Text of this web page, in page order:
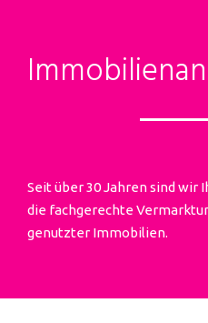
Seit über 30 Jahren sind wir
die fachgerechte
genutzter Immobilien.